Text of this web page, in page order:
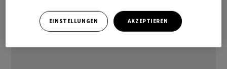
EINSTELLUNGEN AKZEPTIEREN